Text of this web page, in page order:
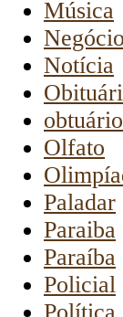
Música
Notícia
obtuário
Olfato
Paladar
Paraiba
Paraíba
Policial